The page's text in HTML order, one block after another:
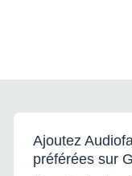
Ajoutez
préférées sur